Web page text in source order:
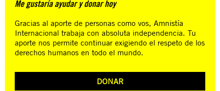
Me gustaría ayudar y donar hoy
Gracias al aporte de personas como vos, Amnistía
Internacional trabaja con absoluta independencia. Tu
aporte nos permite continuar exigiendo el respeto de los
derechos humanos en todo el mundo.
DONAR